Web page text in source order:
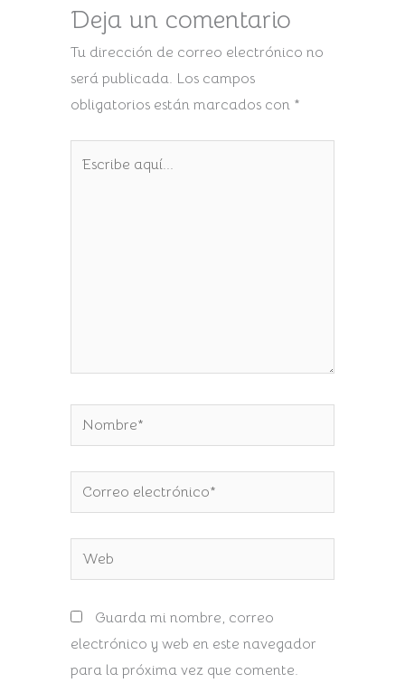
Deja un comentario
Tu dirección de correo electrónico no
será publicada. Los campos
obligatorios están marcados con *
Nombre*
Correo
electrónico*
Web
Guarda mi nombre, correo
electrónico y web en este navegador
para la próxima vez que comente.